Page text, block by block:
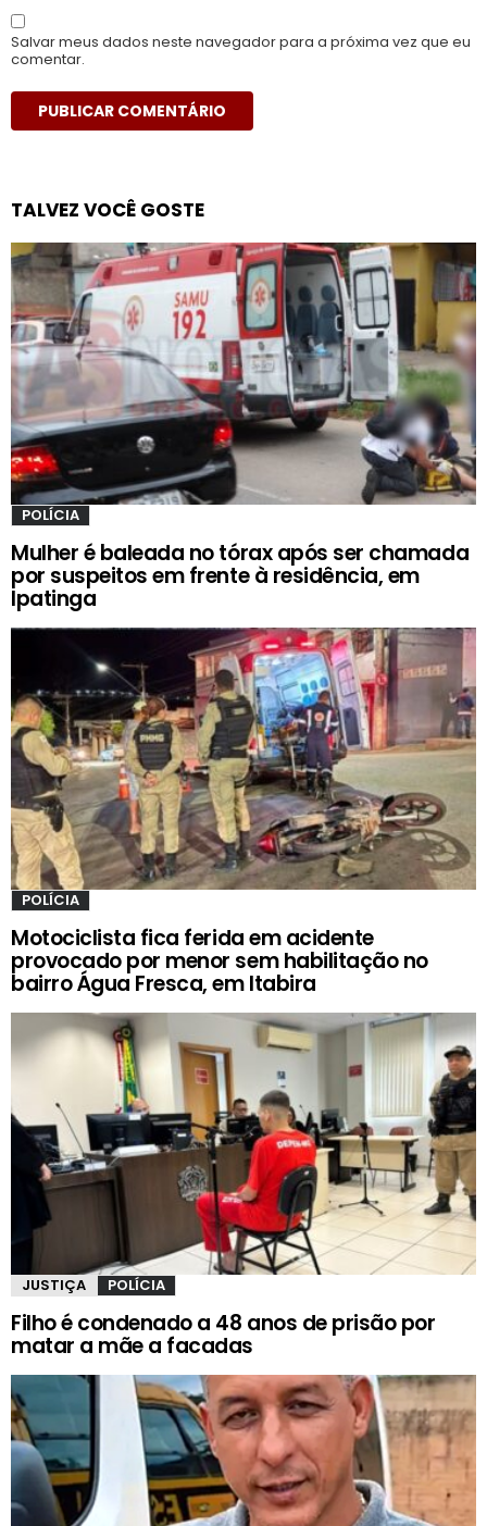
Salvar meus dados neste navegador para a próxima vez que eu
comentar.
TALVEZ VOCÊ GOSTE
POLÍCIA
Mulher é baleada no tórax após ser chamada
por suspeitos em frente à residência, em
Ipatinga
POLÍCIA
Motociclista fica ferida em acidente
provocado por menor sem habilitação no
bairro Água Fresca, em Itabira
JUSTIÇA POLÍCIA
Filho é condenado a 48 anos de prisão por
matar a mãe a facadas